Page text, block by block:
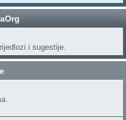
a
i sugestije.